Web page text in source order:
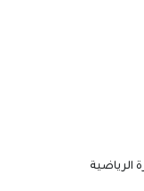
الرياضية